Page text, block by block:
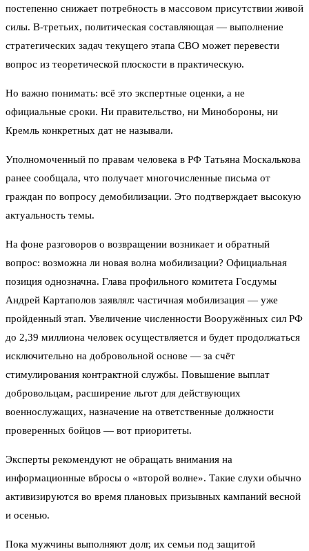
постепенно снижает потребность в массовом присутствии живой
силы. В-третьих, политическая составляющая — выполнение
стратегических задач текущего этапа СВО может перевести
вопрос из теоретической плоскости в практическую.
Но важно понимать: всё это экспертные оценки, а не
официальные сроки. Ни правительство, ни Минобороны, ни
Кремль конкретных дат не называли.
Уполномоченный по правам человека в РФ Татьяна Москалькова
ранее сообщала, что получает многочисленные письма от
граждан по вопросу демобилизации. Это подтверждает высокую
актуальность темы.
На фоне разговоров о возвращении возникает и обратный
вопрос: возможна ли новая волна мобилизации? Официальная
позиция однозначна. Глава профильного комитета Госдумы
Андрей Картаполов заявлял: частичная мобилизация — уже
пройденный этап. Увеличение численности Вооружённых сил РФ
до 2,39 миллиона человек осуществляется и будет продолжаться
исключительно на добровольной основе — за счёт
стимулирования контрактной службы. Повышение выплат
добровольцам, расширение льгот для действующих
военнослужащих, назначение на ответственные должности
проверенных бойцов — вот приоритеты.
Эксперты рекомендуют не обращать внимания на
информационные вбросы о «второй волне». Такие слухи обычно
активизируются во время плановых призывных кампаний весной
и осенью.
Пока мужчины выполняют долг, их семьи под защитой